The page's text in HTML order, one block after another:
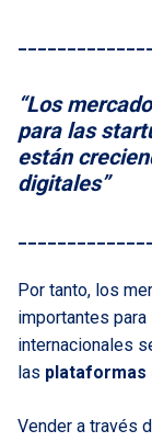
“Los
para las
están
digitales”
Por tanto, los
importantes
internacionales
las plataformas
Vender a través